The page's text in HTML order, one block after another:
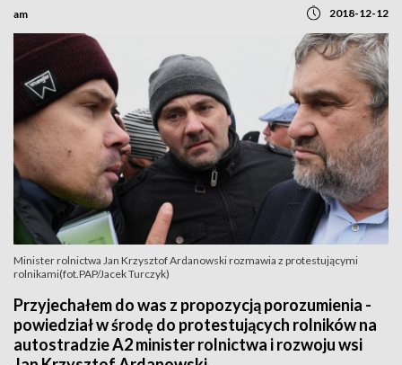
am 2018-12-12
Minister rolnictwa Jan Krzysztof Ardanowski rozmawia z protestującymi
rolnikami(fot.PAP/Jacek Turczyk)
Przyjechałem do was z propozycją porozumienia -
powiedział w środę do protestujących rolników na
autostradzie A2 minister rolnictwa i rozwoju wsi